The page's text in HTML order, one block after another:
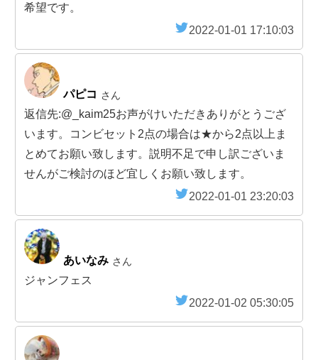
希望です。
2022-01-01 17:10:03
パピコ さん
返信先:@_kaim25お声がけいただきありがとうござ
います。コンビセット2点の場合は★から2点以上ま
とめてお願い致します。説明不足で申し訳ございま
せんがご検討のほど宜しくお願い致します。
2022-01-01 23:20:03
あいなみ さん
ジャンフェス
2022-01-02 05:30:05